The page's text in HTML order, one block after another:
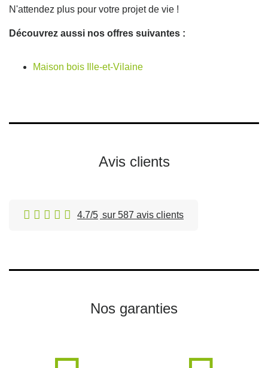
N'attendez plus pour votre projet de vie !
Découvrez aussi nos offres suivantes :
Maison bois Ille-et-Vilaine
Avis clients
4.7/5 sur 587 avis clients
Nos garanties